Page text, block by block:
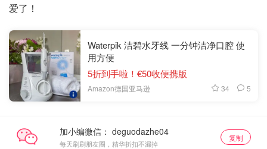
爱了！
Waterpik 洁碧水牙线 一分钟洁净口腔 使
用方便
5折到手啦！€50收便携版
Amazon德国亚马逊 34 5
加小编微信：
每天刷刷朋友圈，精华折扣不漏掉
复制